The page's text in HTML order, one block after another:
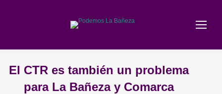
El CTR es también un problema
para La Bañeza y Comarca